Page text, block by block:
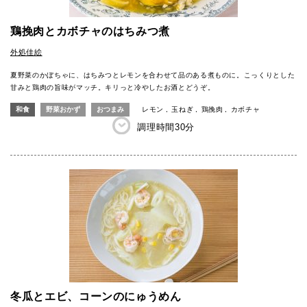
鶏挽肉とカボチャのはちみつ煮
外処佳絵
夏野菜のかぼちゃに、はちみつとレモンを合わせて品のある煮ものに。こっくりとした
甘みと鶏肉の旨味がマッチ。キリっと冷やしたお酒とどうぞ。
和食 野菜おかず おつまみ レモン 玉ねぎ 鶏挽肉 カボチャ
調理時間30分
冬瓜とエビ、コーンのにゅうめん